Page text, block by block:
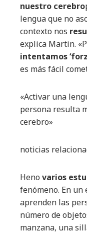
nuestro cerebro
lengua que no
contexto nos
explica Martin.
intentamos
es más fácil
«Activar una
persona resulta
cerebro»
noticias
Heno varios
fenómeno. En
aprenden las
número de
manzana, una